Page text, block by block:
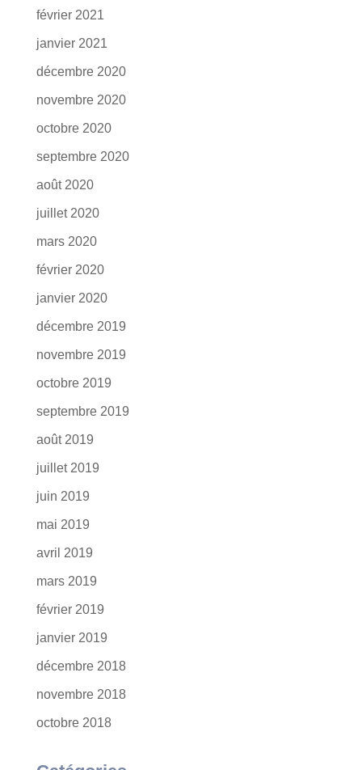
février 2021
janvier 2021
décembre 2020
novembre 2020
octobre 2020
septembre 2020
août 2020
juillet 2020
mars 2020
février 2020
janvier 2020
décembre 2019
novembre 2019
octobre 2019
septembre 2019
août 2019
juillet 2019
juin 2019
mai 2019
avril 2019
mars 2019
février 2019
janvier 2019
décembre 2018
novembre 2018
octobre 2018